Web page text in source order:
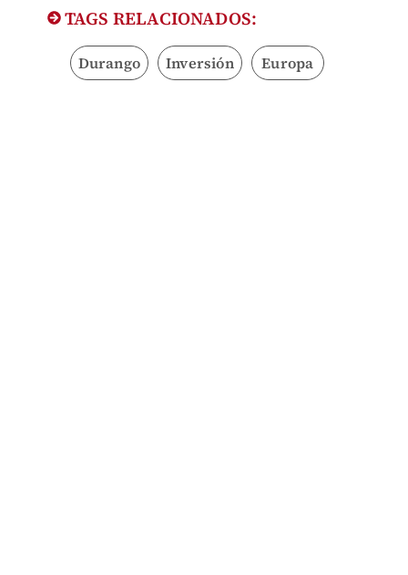
TAGS RELACIONADOS:
Durango Inversión Europa